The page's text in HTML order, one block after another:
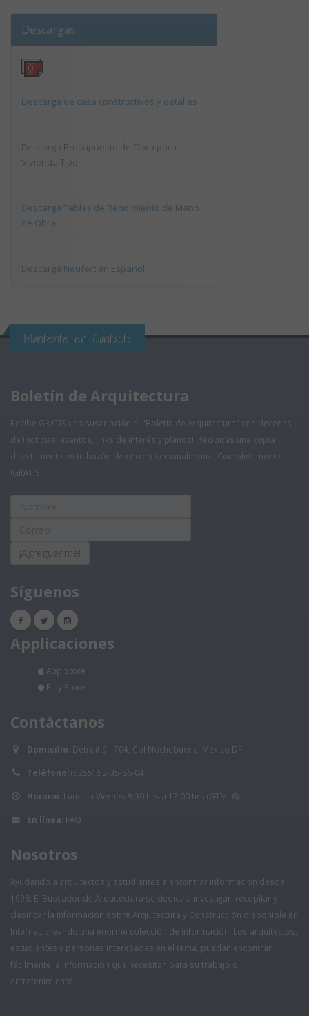
Descargas
Descarga de casa constructivos y detalles
Descarga Presupuesto de Obra para
Vivienda Tipo
Descarga Tablas de Rendimiento de Mano
de Obra
Descarga Neufert en Español
Mantente en Contacto
Boletín de Arquitectura
Recibe GRATIS una suscripción al "Boletín de Arquitectura" con decenas
de !noticias, eventos, links de interés y planos!. Recibirás una copia
directamente en tu buzón de correo semanalmente. Completamente
!GRATIS!
¡Agreguenme!
Síguenos
Applicaciones
App Store
Play Store
Contáctanos
Domicilio: Detroit 9 - 704, Col Nochebuena, México DF
Teléfono: (5255) 52-35-86-04
Horario: Lunes a Viernes 9:30 hrs a 17:00 hrs (GTM -6)
En línea: FAQ
Nosotros
Ayudando a arquitectos y estudiantes a encontrar información desde
1998: El Buscador de Arquitectura se dedica a investigar, recopilar y
clasificar la información sobre Arquitectura y Construcción disponible en
Internet, creando una enorme colección de información. Los arquitectos,
estudiantes y personas interesadas en el tema, puedan encontrar
fácilmente la información que necesitan para su trabajo o
entretenimiento.